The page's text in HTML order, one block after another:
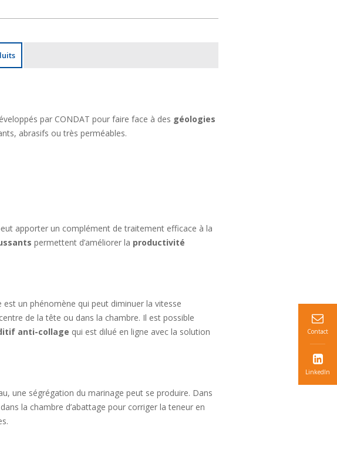
par CONDAT pour faire face à des géologies
abrasifs ou très perméables.
apporter un complément de traitement efficace à la
permettent d’améliorer la productivité
un phénomène qui peut diminuer la vitesse
de la tête ou dans la chambre. Il est possible
anti-collage qui est dilué en ligne avec la solution
une ségrégation du marinage peut se produire. Dans
la chambre d’abattage pour corriger la teneur en
Contact
LinkedIn